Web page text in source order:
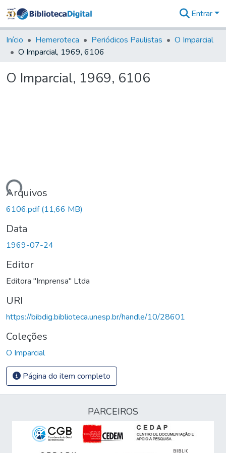
&
Coleções
Tudo na
Digital
Entrar
Início Hemeroteca Periódicos Paulistas
O Imparcial
O Imparcial, 1969, 6106
O Imparcial, 1969, 6106
Arquivos
6106.pdf(11,66 MB)
Data
1969-07-24
Editor
Editora "Imprensa" Ltda
URI
https://bibdig.biblioteca.unesp.br/handle/10/28601
Coleções
O Imparcial
Página do item completo
PARCEIROS